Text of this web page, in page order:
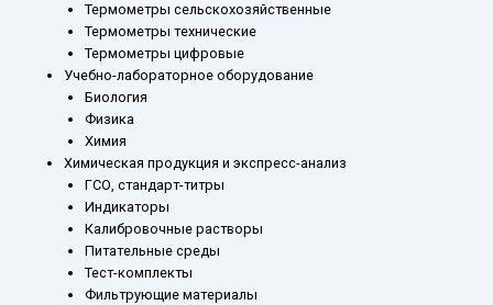
Термометры сельскохозяйственные
Термометры технические
Термометры цифровые
Учебно-лабораторное оборудование
Биология
Физика
Химия
Химическая продукция и экспресс-анализ
ГСО, стандарт-титры
Индикаторы
Калибровочные растворы
Питательные среды
Тест-комплекты
Фильтрующие материалы